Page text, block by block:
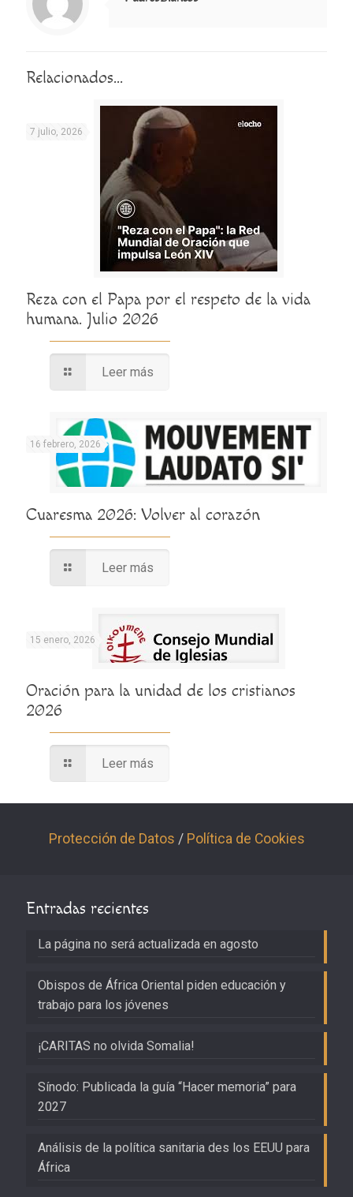
Relacionados...
7 julio, 2026
Reza con el Papa por el respeto de la vida
humana. Julio 2026
Leer más
16 febrero, 2026
Cuaresma 2026: Volver al corazón
Leer más
15 enero, 2026
Oración para la unidad de los cristianos
2026
Leer más
Protección de Datos / Política de Cookies
Entradas recientes
La página no será actualizada en agosto
Obispos de África Oriental piden educación y
trabajo para los jóvenes
¡CARITAS no olvida Somalia!
Sínodo: Publicada la guía “Hacer memoria” para
2027
Análisis de la política sanitaria des los EEUU para
África